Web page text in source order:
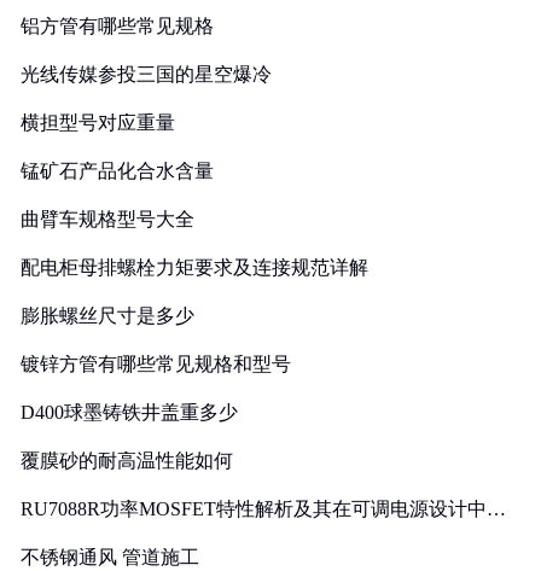
铝方管有哪些常见规格
光线传媒参投三国的星空爆冷
横担型号对应重量
锰矿石产品化合水含量
曲臂车规格型号大全
配电柜母排螺栓力矩要求及连接规范详解
膨胀螺丝尺寸是多少
镀锌方管有哪些常见规格和型号
D400球墨铸铁井盖重多少
覆膜砂的耐高温性能如何
RU7088R功率MOSFET特性解析及其在可调电源设计中的
不锈钢通风 管道施工